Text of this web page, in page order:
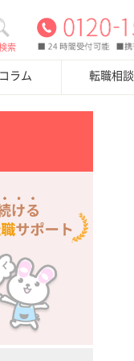
索
ラム 転職相談